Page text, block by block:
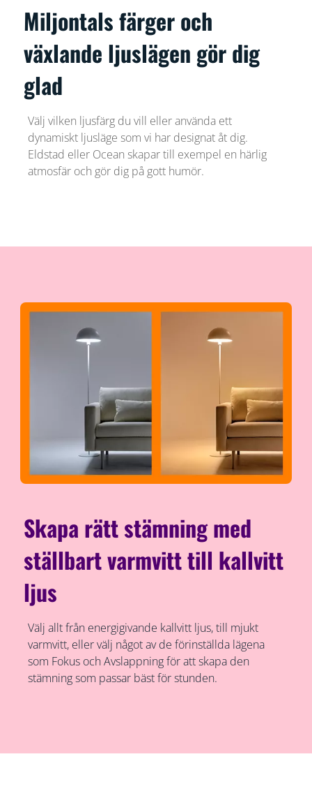
Miljontals färger och
växlande ljuslägen gör dig
glad
Välj vilken ljusfärg du vill eller använda ett
dynamiskt ljusläge som vi har designat åt dig.
Eldstad eller Ocean skapar till exempel en härlig
atmosfär och gör dig på gott humör.
Skapa rätt stämning med
ställbart varmvitt till kallvitt
ljus
Välj allt från energigivande kallvitt ljus, till mjukt
varmvitt, eller välj något av de förinställda lägena
som Fokus och Avslappning för att skapa den
stämning som passar bäst för stunden.